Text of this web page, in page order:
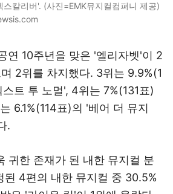
칼리버'. (사진=EMK뮤지컬컴퍼니 제공)
연 10주년을 맞은 '엘리자벳'이 2
2위를 차지했다. 3위는 9.9%(1
트 투 노멀', 4위는 7%(131표)
6.1%(114표)의 '베어 더 뮤지
.
귀한 존재가 된 내한 뮤지컬 분
된 4편의 내한 뮤지컬 중 30.5%